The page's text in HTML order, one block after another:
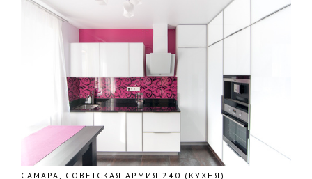
САМАРА, СОВЕТСКАЯ АРМИЯ 240 (КУХНЯ)